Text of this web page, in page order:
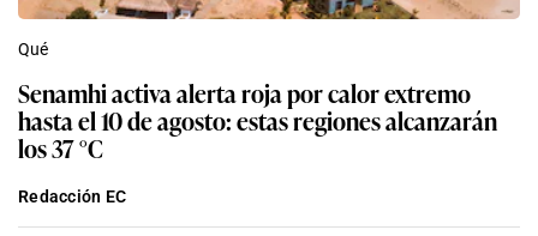
Qué
Senamhi activa alerta roja por calor extremo
hasta el 10 de agosto: estas regiones alcanzarán
los 37 °C
Redacción EC